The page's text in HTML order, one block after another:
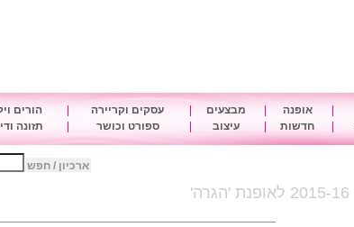
אופנה מבצעים עסקים וקריירה הורים
חדשות עיצוב ספורט וכושר תזונה
ארכיון / חפש